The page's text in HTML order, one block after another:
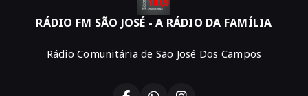
RÁDIO FM SÃO JOSÉ - A RÁDIO DA FAMÍLIA
Rádio Comunitária de São José Dos Campos